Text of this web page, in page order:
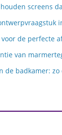
screens
de perfecte
van
de badkamer: zo